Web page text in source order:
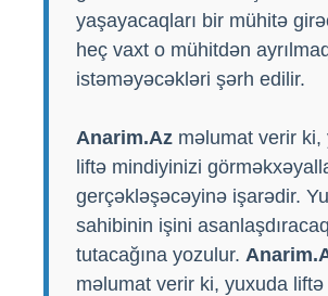
yaşayacaqları bir mühitə
heç vaxt o mühitdən
istəməyəcəkləri şərh edilir.
Anarim.Az məlumat verir ki,
liftə mindiyinizi
gerçəkləşəcəyinə işarədir.
sahibinin işini
tutacağına yozulur.
məlumat verir ki, yuxuda